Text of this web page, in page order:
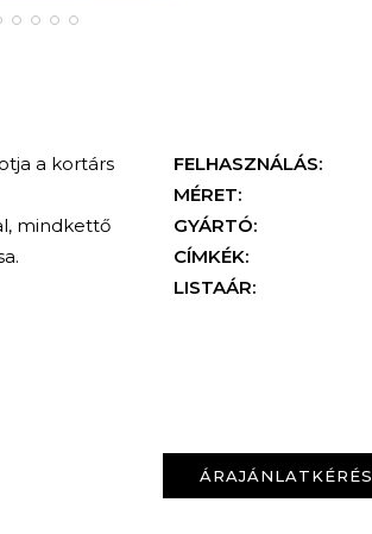
a kortárs
mindkettő
FELHASZNÁLÁS:
MÉRET:
GYÁRTÓ:
CÍMKÉK:
LISTAÁR:
ÁRAJÁNLATKÉRÉS